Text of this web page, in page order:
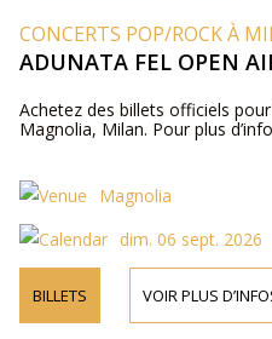
CONCERTS POP/ROCK À
ADUNATA FEL OPEN
Achetez des billets officiels
Magnolia, Milan. Pour plus
Magnolia
dim. 06 sept. 2026
BILLETS VOIR PLUS